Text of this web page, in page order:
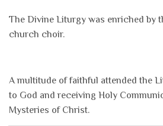
The Divine Liturgy was enriched by
church choir.
A multitude of faithful attended the
to God and receiving Holy
Mysteries of Christ.